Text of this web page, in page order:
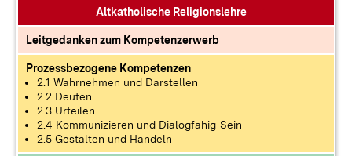
Altkatholische Religionslehre
Leitgedanken zum Kompetenzerwerb
Prozessbezogene Kompetenzen
2.1 Wahrnehmen und Darstellen
2.2 Deuten
2.3 Urteilen
2.4 Kommunizieren und Dialogfähig-Sein
2.5 Gestalten und Handeln